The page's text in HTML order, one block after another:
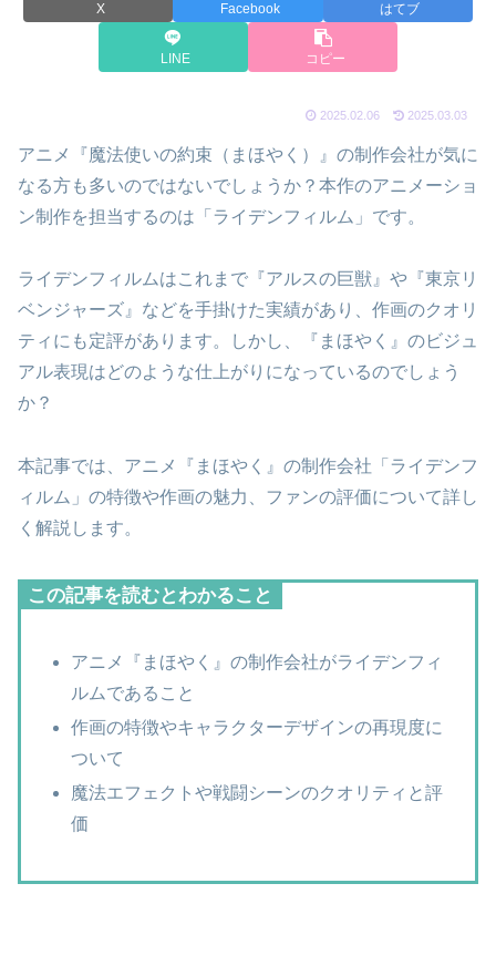
X Facebook はてブ
LINE コピー
2025.02.06 2025.03.03
アニメ『魔法使いの約束（まほやく）』の制作会社が気に
なる方も多いのではないでしょうか？本作のアニメーショ
ン制作を担当するのは「ライデンフィルム」です。
ライデンフィルムはこれまで『アルスの巨獣』や『東京リ
ベンジャーズ』などを手掛けた実績があり、作画のクオリ
ティにも定評があります。しかし、『まほやく』のビジュ
アル表現はどのような仕上がりになっているのでしょう
か？
本記事では、アニメ『まほやく』の制作会社「ライデンフ
ィルム」の特徴や作画の魅力、ファンの評価について詳し
く解説します。
この記事を読むとわかること
アニメ『まほやく』の制作会社がライデンフィ
ルムであること
作画の特徴やキャラクターデザインの再現度に
ついて
魔法エフェクトや戦闘シーンのクオリティと評
価